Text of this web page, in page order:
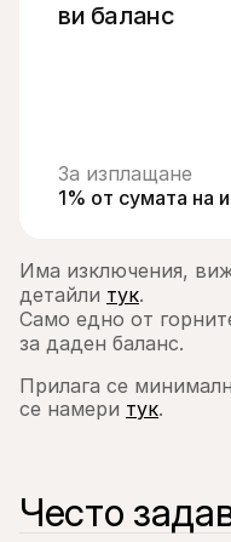
ви баланс
За изплащане
1% от сумата на
Има изключения,
детайли тук.
Само едно от
за даден баланс.
Прилага се
се намери тук.
Често